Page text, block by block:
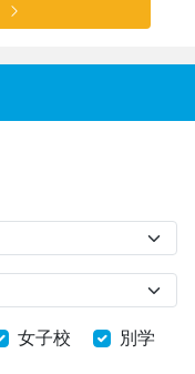
女子校 別学